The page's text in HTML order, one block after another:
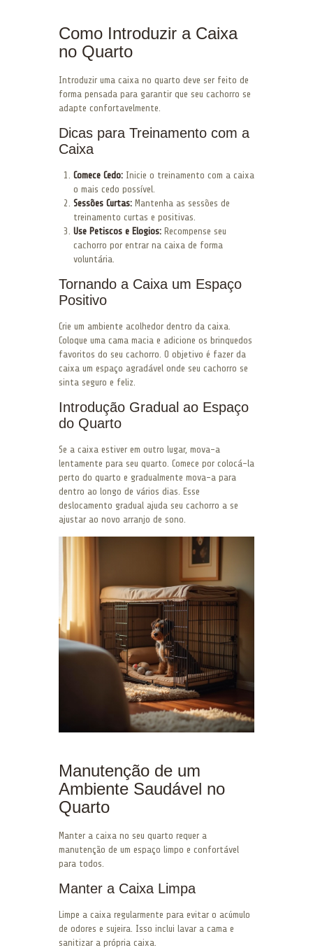
Como Introduzir a Caixa
no Quarto
Introduzir uma caixa no quarto deve ser feito de
forma pensada para garantir que seu cachorro se
adapte confortavelmente.
Dicas para Treinamento com a
Caixa
Comece Cedo: Inicie o treinamento com a caixa
o mais cedo possível.
Sessões Curtas: Mantenha as sessões de
treinamento curtas e positivas.
Use Petiscos e Elogios: Recompense seu
cachorro por entrar na caixa de forma
voluntária.
Tornando a Caixa um Espaço
Positivo
Crie um ambiente acolhedor dentro da caixa.
Coloque uma cama macia e adicione os brinquedos
favoritos do seu cachorro. O objetivo é fazer da
caixa um espaço agradável onde seu cachorro se
sinta seguro e feliz.
Introdução Gradual ao Espaço
do Quarto
Se a caixa estiver em outro lugar, mova-a
lentamente para seu quarto. Comece por colocá-la
perto do quarto e gradualmente mova-a para
dentro ao longo de vários dias. Esse
deslocamento gradual ajuda seu cachorro a se
ajustar ao novo arranjo de sono.
Manutenção de um
Ambiente Saudável no
Quarto
Manter a caixa no seu quarto requer a
manutenção de um espaço limpo e confortável
para todos.
Manter a Caixa Limpa
Limpe a caixa regularmente para evitar o acúmulo
de odores e sujeira. Isso inclui lavar a cama e
sanitizar a própria caixa.